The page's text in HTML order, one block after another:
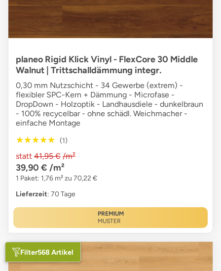
planeo Rigid Klick Vinyl - FlexCore 30 Middle
Walnut | Trittschalldämmung integr.
0,30 mm Nutzschicht - 34 Gewerbe (extrem) -
flexibler SPC-Kern + Dämmung - Microfase -
DropDown - Holzoptik - Landhausdiele - dunkelbraun
- 100% recycelbar - ohne schädl. Weichmacher -
einfache Montage
★★★★★
★★★★★ (1)
statt 41,95 € /m²
39,90 € /m²
1 Paket: 1,76 m² zu 70,22 €
Lieferzeit: 70 Tage
PREMIUM
MUSTER
-33 %
Filter568 Artikel